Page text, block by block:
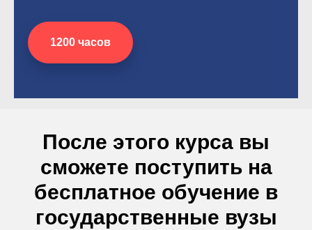
1200 часов
После этого курса вы
сможете поступить на
бесплатное обучение в
государственные вузы